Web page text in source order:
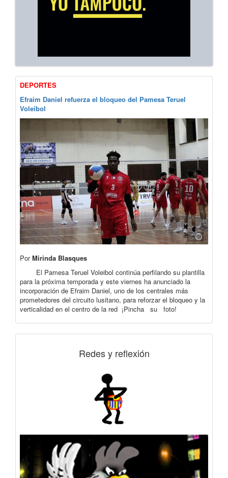
DEPORTES
Efraim Daniel refuerza el bloqueo del Pamesa Teruel
Voleibol
PorMirinda Blasques
El Pamesa Teruel Voleibol continúa perfilando su plantilla
para la próxima temporada y este viernes ha anunciado la
incorporación de Efraim Daniel, uno de los centrales más
prometedores del circuito lusitano, para reforzar el bloqueo y la
verticalidad en el centro de la red ¡Pincha su foto!
Redes y reflexión